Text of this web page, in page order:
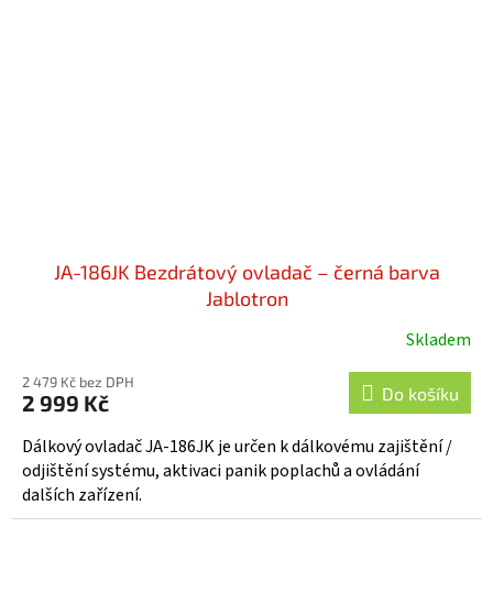
JA-186JK Bezdrátový ovladač – černá barva
Jablotron
produktu
je
4,4
z
5
hvězdiček.
Skladem
2 479 Kč bez DPH
2 999 Kč Do košíku
Dálkový ovladač JA-186JK je určen k dálkovému zajištění /
odjištění systému, aktivaci panik poplachů a ovládání
dalších zařízení.